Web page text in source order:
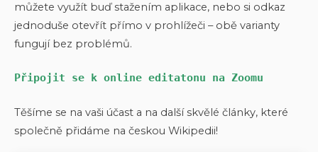
můžete využít buď stažením aplikace, nebo si odkaz
jednoduše otevřít přímo v prohlížeči – obě varianty
fungují bez problémů.
Připojit se k online editatonu na Zoomu
Těšíme se na vaši účast a na další skvělé články, které
společně přidáme na českou Wikipedii!